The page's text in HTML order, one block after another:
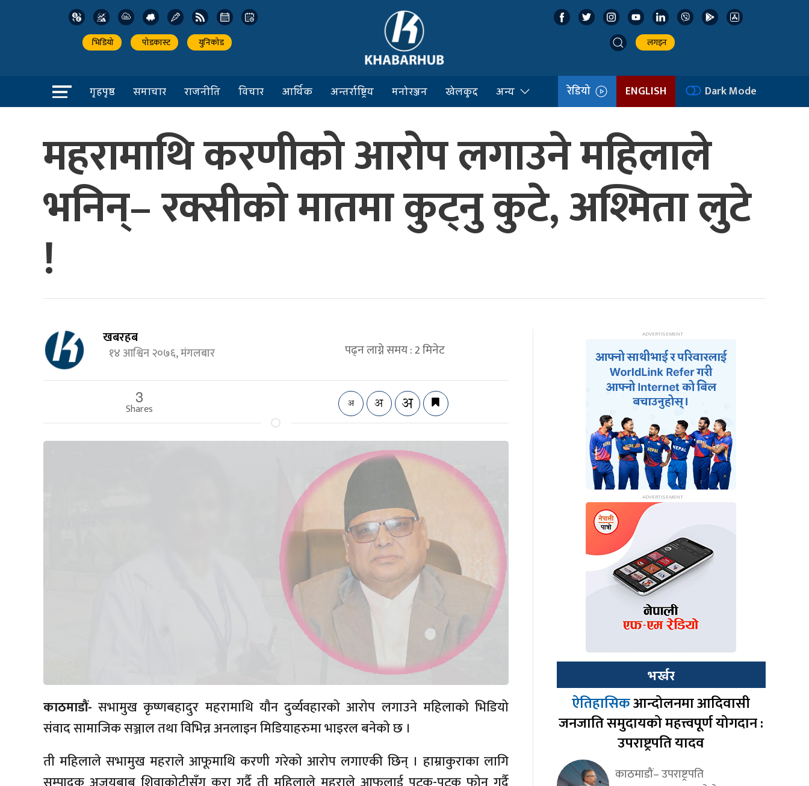
भिडियो पोडकास्ट युनिकोड लगइन
गृहपृष्ठ समाचार राजनीति विचार आर्थिक अन्तर्राष्ट्रिय मनोरञ्जन खेलकुद अन्य रेडियो ENGLISH Dark Mode
महरामाथि करणीको आरोप लगाउने महिलाले
भनिन्– रक्सीको मातमा कुट्नु कुटे, अश्मिता लुटे
!
खबरहब
१४ आश्विन २०७६, मंगलबार पढ्न लाग्ने समय :2मिनेट
3
Shares
काठमाडौं- सभामुख कृष्णबहादुर महरामाथि यौन दुर्व्यवहारको आरोप लगाउने महिलाको भिडियो
संवाद सामाजिक सञ्जाल तथा विभिन्न अनलाइन मिडियाहरुमा भाइरल बनेको छ ।
ती महिलाले सभामुख महराले आफूमाथि करणी गरेको आरोप लगाएकी छिन् । हाम्राकुराका लागि
भर्खर
ऐतिहासिकआन्दोलनमा आदिवासी
जनजाति समुदायको महत्त्वपूर्ण योगदान :
उपराष्ट्रपति यादव
काठमाडौं– उपराष्ट्रपति